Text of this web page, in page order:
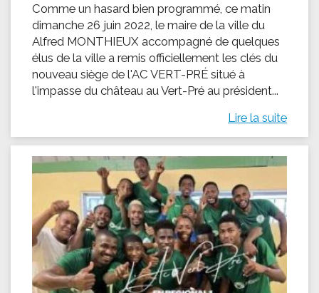
Comme un hasard bien programmé, ce matin
dimanche 26 juin 2022, le maire de la ville du
Alfred MONTHIEUX accompagné de quelques
élus de la ville a remis officiellement les clés du
nouveau siège de l'AC VERT-PRÉ situé à
l'impasse du château au Vert-Pré au président...
Lire la suite